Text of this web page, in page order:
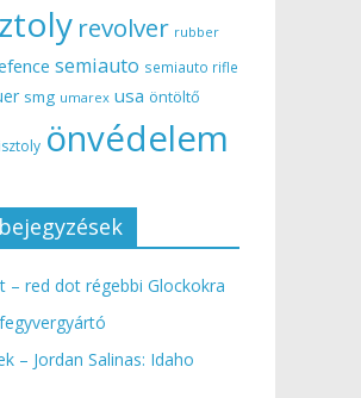
revolver rubber
semiauto semiauto rifle
smg umarex usa öntöltő
önvédelem
– red dot régebbi Glockokra
– Jordan Salinas: Idaho